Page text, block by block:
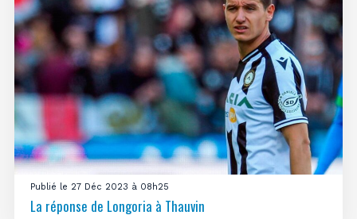
Publié le 27 Déc 2023 à 08h25
La réponse de Longoria à Thauvin